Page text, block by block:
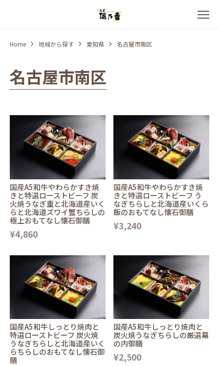
Home 地域から探す 愛知県 名古屋市南区
名古屋市南区
国産A5和牛やわらかすき焼
きと特選ローストビーフ 炭
火焼うなぎ重と北海道産いく
らと北海道ズワイ蟹ちらしの
極上おもてなし懐石御膳
¥4,860
国産A5和牛やわらかすき焼
きと特選ローストビーフ う
なぎちらしと北海道産いくら
飯のおもてなし懐石御膳
¥3,240
国産A5和牛しっとり焼肉と
特選ローストビーフ 炭火焼
うなぎちらしと北海道産いく
らちらしのおもてなし懐石御
膳
国産A5和牛しっとり焼肉と
炭火焼うなぎちらしの厳選幕
の内御膳
¥2,500